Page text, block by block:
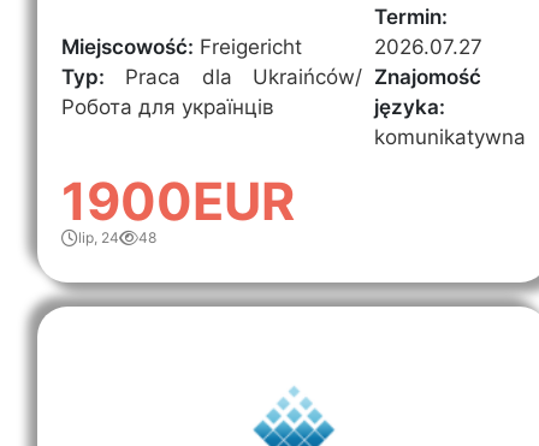
Miejscowość: Freigericht
Typ:
Praca dla Ukraińców/
Робота для українців
Termin:
2026.07.27
Znajomość
języka:
komunikatywna
1900EUR
lip, 24 48